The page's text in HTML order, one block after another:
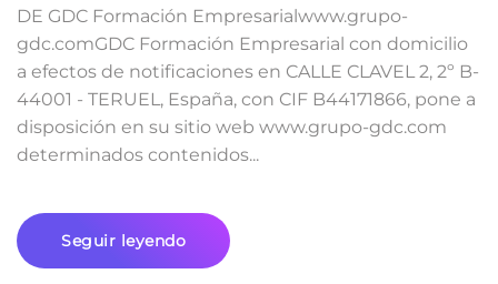
DE GDC Formación Empresarialwww.grupo-
gdc.comGDC Formación Empresarial con domicilio
a efectos de notificaciones en CALLE CLAVEL 2, 2º B-
44001 - TERUEL, España, con CIF B44171866, pone a
disposición en su sitio web www.grupo-gdc.com
determinados contenidos...
Seguir leyendo